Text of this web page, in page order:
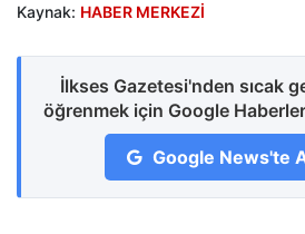
Kaynak: HABER MERKEZİ
İlkses Gazetesi'nden sıcak
öğrenmek için Google
Google News'te